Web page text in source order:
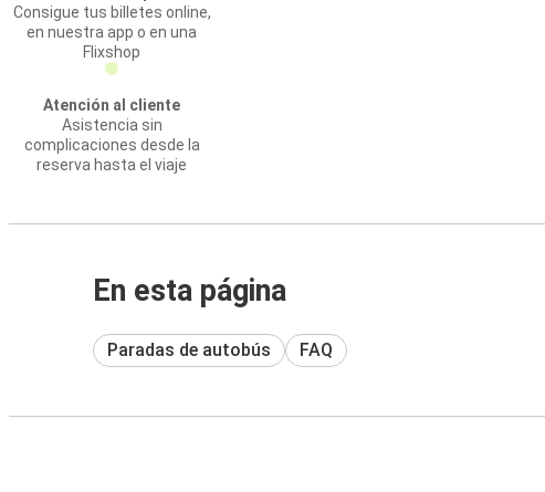
Consigue tus billetes online,
en nuestra app o en una
Flixshop
Atención al cliente
Asistencia sin
complicaciones desde la
reserva hasta el viaje
En esta página
Paradas de autobús FAQ